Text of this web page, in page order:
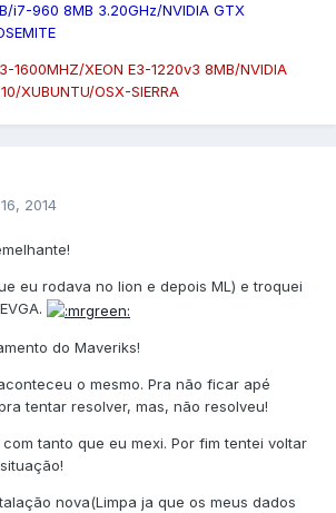
i7-960 8MB 3.20GHz/NVIDIA GTX
1600MHZ/XEON E3-1220v3 8MB/NVIDIA
XUBUNTU/OSX-SIERRA
2014
eu rodava no lion e depois ML) e troquei
do Maveriks!
o mesmo. Pra não ficar apé
tentar resolver, mas, não resolveu!
tanto que eu mexi. Por fim tentei voltar
nova(Limpa ja que os meus dados